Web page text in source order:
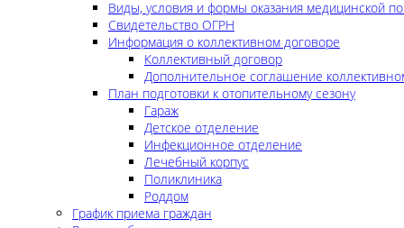
Виды, условия и формы оказания медицинской
Свидетельство ОГРН
Информация о коллективном договоре
Коллективный договор
Дополнительное соглашение
План подготовки к отопительному сезону
Гараж
Детское отделение
Инфекционное отделение
Лечебный корпус
Поликлиника
Роддом
График приема граждан